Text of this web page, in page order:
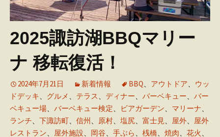
2025諏訪湖BBQマリー
ナ 移転復活！
2024年7月21日 新着情報 BBQ、 アウトドア、 ウッ
ドデッキ、 グルメ 、 テラス 、 ディナー、 バーベキュー、 バー
ベキュー場、 バーベキュー検定、 ビアガーデン、 マリーナ、
ランチ、 下諏訪町、 信州 、 原村、 塩尻、 富士見、 屋外、 屋外
レストラン、 屋外施設、 岡谷、 手ぶら 、 桟橋、 焼肉、 花火 、